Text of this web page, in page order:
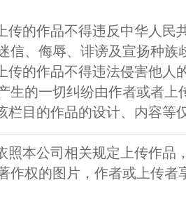
传的作品不得违反中华人民
信、侮辱、诽谤及宣扬种族
传的作品不得违法侵害他人
生的一切纠纷由作者或者上
栏目的作品的设计、内容等
照本公司相关规定上传作品
作权的图片，作者或上传者